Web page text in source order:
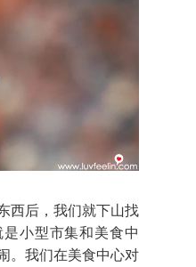
西后，我们就下山找
小型市集和美食中
。我们在美食中心对